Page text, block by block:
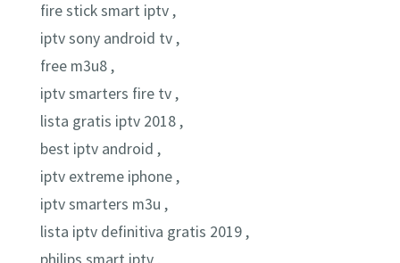
fire stick smart iptv ,
iptv sony android tv ,
free m3u8 ,
iptv smarters fire tv ,
lista gratis iptv 2018 ,
best iptv android ,
iptv extreme iphone ,
iptv smarters m3u ,
lista iptv definitiva gratis 2019 ,